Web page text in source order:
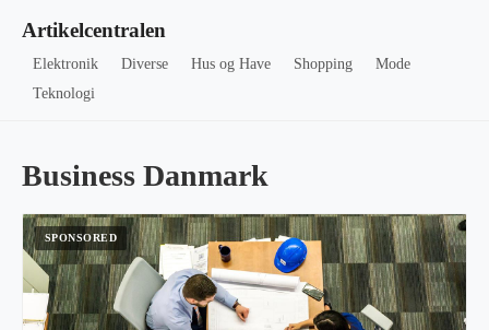
Artikelcentralen
Elektronik Diverse Hus og Have Shopping
Mode
Teknologi
Business Danmark